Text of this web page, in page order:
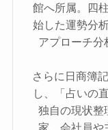
館へ所属。四
始した運勢分
アプローチ分
さらに日商簿
し、「占いの
独自の現状整
家、会社員や